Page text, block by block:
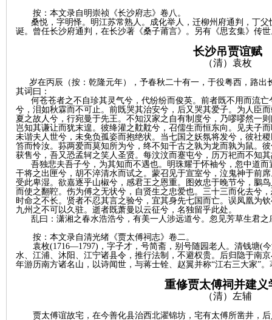
按：本文录自明崇祯《长沙府志》卷八。
桑悦，字明怿。明江苏常熟人。成化举人，迁柳州府通判，丁
诞。曾任长沙府通判，在长沙著《桑子莆言》。另有《思玄集》传
长沙吊贾谊赋
（清） 袁枚
岁在丙辰 （按：乾隆元年）
，予春秋二十有一，于役粤西，路
其词曰：
何苍苍者之不自珍其灵气兮，代纷纷而俊英。前者既不用而流
兮，泪如秋霖而不可止。前既哭其治安兮，后又哭其爱子。为人臣
夏之故人兮，行宛曼于先王。不知汉家之自有制度兮，乃嘐嘐然一
岂知其谦让而犹末遑。彼绛灌之黆黆兮，召儒生而恒东向。见夫子
未谐夫人世兮，未免负孤姿而抱绝状。当七国之妖氛将发兮，彼社
笞而怜汝。荪两爱而莫知所为兮，终不知千古之孰为龙而孰为鼠。
获售兮，吾又恐孟轲之笑人圣贤。每汶汶而蹇屯兮，历万祀而不知
吾独悲夫吾子兮，为其知而不遇也。明珠耀于怀袖兮，忽中道
干将之出匣兮，胡不淬清水而试之。蒙召见于宣室兮，泣鬼神于前
受此卑湿。欲嘉逐乎山椒兮，感君王之恩重。图效忠于晚节兮，鵩
而使之翻鞚。伤为傅之无状兮，自贤生之忠爱也。三十三而化去兮
时命之不长。贤者不忍其言之验兮，宜其身先七国而亡。误凤凰为
九州之不可以久驻。逝者既萧曼以云征兮，名独留乎此处。
乱曰：潇湘之春水浩浩兮，有美一人涉远道兮。忽见芳草生君
按：本文录自清光绪《贾太傅祠志》卷二。
袁枚(1716—1797)，字子才，号简斋，别号随园老人。清钱塘(
水、江浦、沐阳、江宁诸县令，推行法制，不避权贵。后归隐于南
年游历南方诸名山，以诗闻世，与蒋士铨、赵翼并称“江右三大家”
重修贾太傅祠并建义
（清）左辅
贾太傅谊故宅，在今善化县治西北濯锦坊，宅有太傅所凿井，